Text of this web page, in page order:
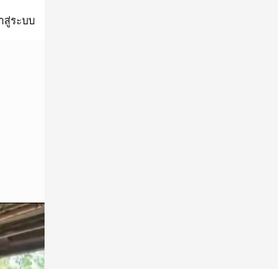
สู่ระบบ